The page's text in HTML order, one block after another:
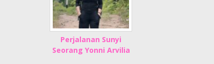
Perjalanan Sunyi
Seorang Yonni Arvilia